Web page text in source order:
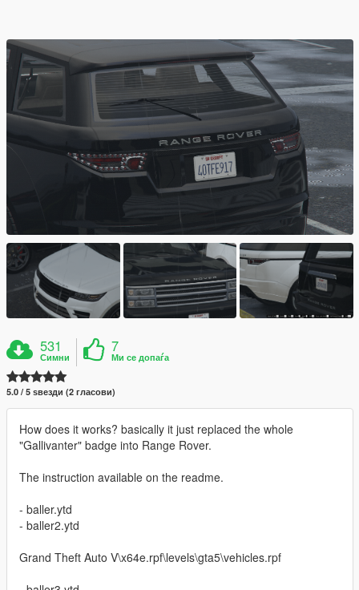
531
Симни
7
Ми се допаѓа
5.0 / 5 ѕвезди (2 гласови)
How does it works? basically it just replaced the whole
"Gallivanter" badge into Range Rover.
The instruction available on the readme.
- baller.ytd
- baller2.ytd
Grand Theft Auto V\x64e.rpf\levels\gta5\vehicles.rpf